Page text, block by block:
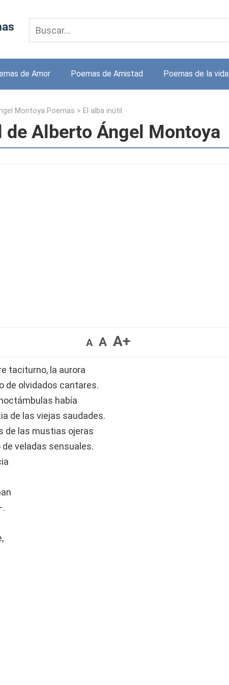
de Amor Poemas de Amistad Poemas de la vida
Montoya Poemas > El alba inútil
de Alberto Ángel Montoya
A A A+
taciturno, la aurora
de olvidados cantares.
había
de las viejas saudades.
de las mustias ojeras
veladas sensuales.